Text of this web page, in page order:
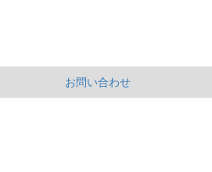
お問い合わせ